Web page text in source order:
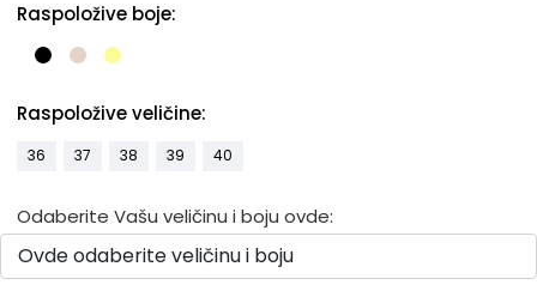
Raspoložive boje:
Raspoložive veličine:
36 37 38 39 40
Odaberite Vašu veličinu i boju ovde: